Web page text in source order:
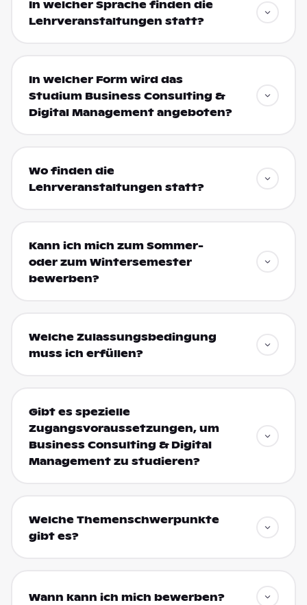
In welcher Sprache finden die
Lehrveranstaltungen statt?
In welcher Form wird das
Studium Business Consulting &
Digital Management angeboten?
Wo finden die
Lehrveranstaltungen statt?
Kann ich mich zum Sommer-
oder zum Wintersemester
bewerben?
Welche Zulassungsbedingung
muss ich erfüllen?
Gibt es spezielle
Zugangsvoraussetzungen, um
Business Consulting & Digital
Management zu studieren?
Welche Themenschwerpunkte
gibt es?
Wann kann ich mich bewerben?